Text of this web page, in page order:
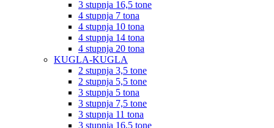
3 stupnja 16,5 tone
4 stupnja 7 tona
4 stupnja 10 tona
4 stupnja 14 tona
4 stupnja 20 tona
KUGLA-KUGLA
2 stupnja 3,5 tone
2 stupnja 5,5 tone
3 stupnja 5 tona
3 stupnja 7,5 tone
3 stupnja 11 tona
3 stupnja 16,5 tone